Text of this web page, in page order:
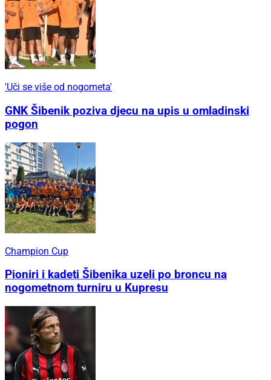
'Uči se više od nogometa'
GNK Šibenik poziva djecu na upis u omladinski
pogon
Champion Cup
Pioniri i kadeti Šibenika uzeli po broncu na
nogometnom turniru u Kupresu